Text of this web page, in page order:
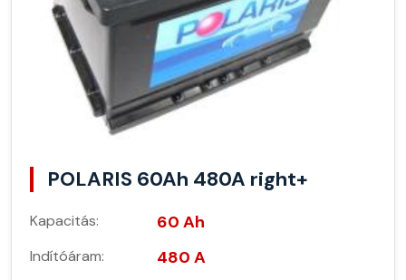
POLARIS 60Ah 480A right+
Kapacitás: 60 Ah
Indítóáram: 480 A